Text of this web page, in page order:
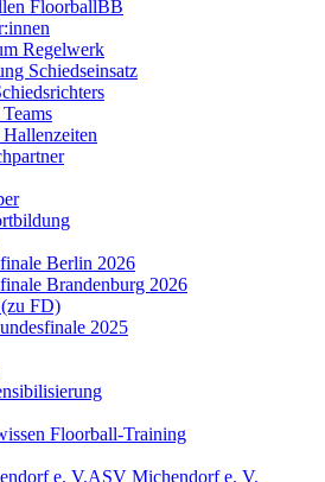
FloorballBB
Regelwerk
Schiedseinsatz
Berlin 2026
Brandenburg 2026
FD)
2025
Floorball-Training
ASV Michendorf e. V.